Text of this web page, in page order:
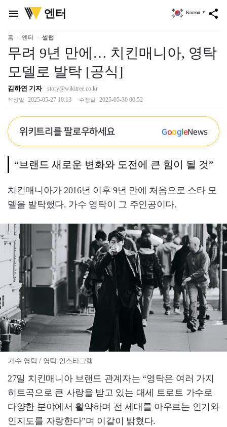
menu
위
키
리
엔터 share
Korean ▼
홈 엔터 셀럽
무려 9년 만에… 치킨매니아, 영탁
모델로 발탁 [공식]
김하연 기자 story@wikitree.co.kr
작성일 2025-05-27 10:13 수정일 2025-05-30 00:52
위키트리를 팔로우하세요 GoogleNews
“브랜드 새로운 변화와 도전에 큰 힘이 될 것”
치킨매니아가 2016년 이후 9년 만에 처음으로 스타 모
델을 발탁했다. 가수 영탁이 그 주인공이다.
가수 영탁 / 영탁 인스타그램
27일 치킨매니아 브랜드 관계자는 “영탁은 여러 가지
히트곡으로 큰 사랑을 받고 있는 대세 트로트 가수로
다양한 분야에서 활약하며 전 세대를 아우르는 인기와
인지도를 자랑한다”며 이같이 밝혔다.